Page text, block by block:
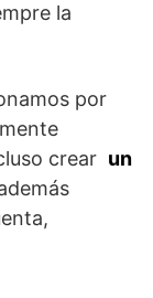
la
por
crear un